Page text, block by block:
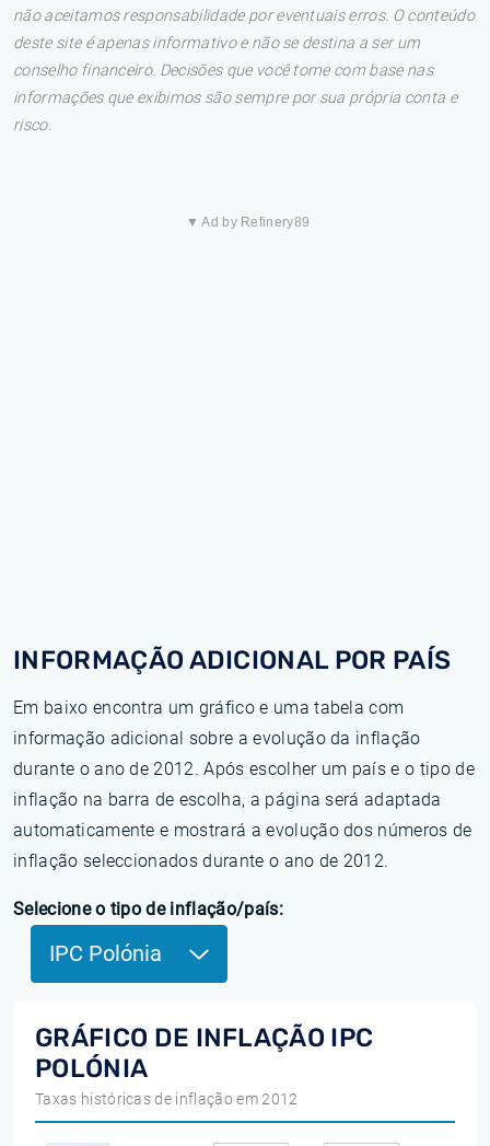
não aceitamos responsabilidade por eventuais erros. O conteúdo
deste site é apenas informativo e não se destina a ser um
conselho financeiro. Decisões que você tome com base nas
informações que exibimos são sempre por sua própria conta e
risco.
▼ Ad by Refinery89
INFORMAÇÃO ADICIONAL POR PAÍS
Em baixo encontra um gráfico e uma tabela com
informação adicional sobre a evolução da inflação
durante o ano de 2012. Após escolher um país e o tipo de
inflação na barra de escolha, a página será adaptada
automaticamente e mostrará a evolução dos números de
inflação seleccionados durante o ano de 2012.
Selecione o tipo de inflação/país:
IPC Polónia
GRÁFICO DE INFLAÇÃO IPC
POLÓNIA
Taxas históricas de inflação em 2012